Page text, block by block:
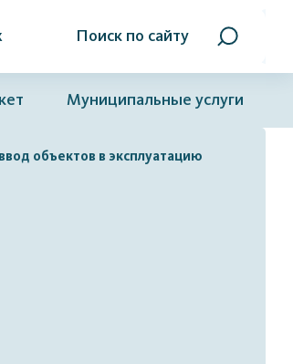
Поиск по сайту
Муниципальные услуги
объектов в эксплуатацию